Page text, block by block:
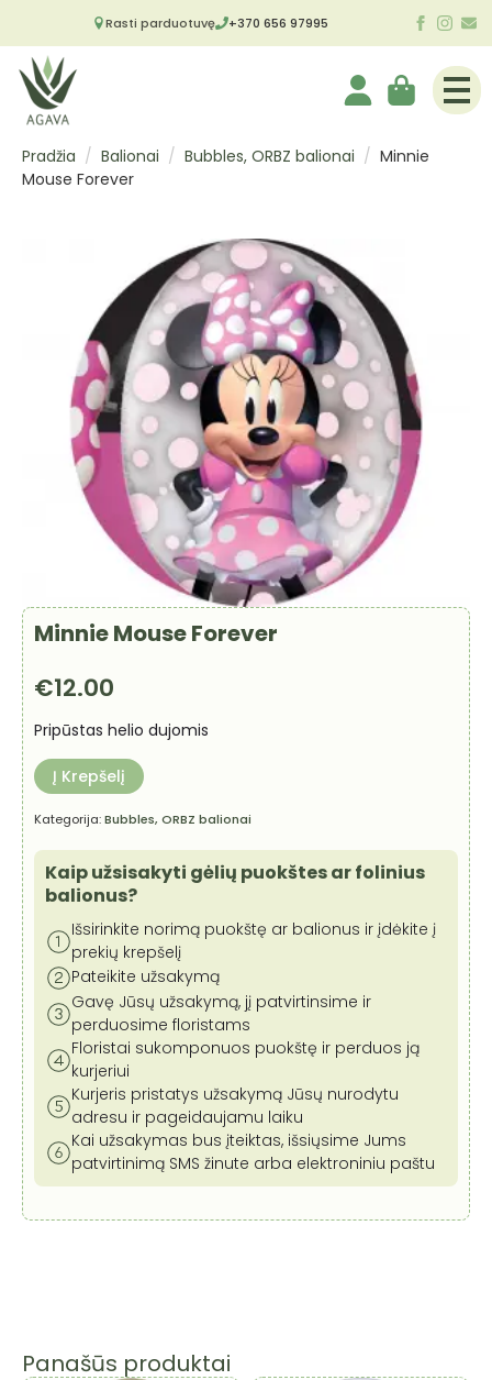
Rasti parduotuvę +370 656 97995
Pradžia Balionai Bubbles, ORBZ balionai
Minnie
Mouse Forever
Minnie Mouse Forever
€12.00
Pripūstas helio dujomis
Į Krepšelį
Kategorija:Bubbles, ORBZ balionai
Kaip užsisakyti gėlių puokštes ar folinius
balionus?
Išsirinkite norimą puokštę ar balionus ir įdėkite į
prekių krepšelį
Pateikite užsakymą
Gavę Jūsų užsakymą, jį patvirtinsime ir
perduosime floristams
Floristai sukomponuos puokštę ir perduos ją
kurjeriui
Kurjeris pristatys užsakymą Jūsų nurodytu
adresu ir pageidaujamu laiku
Kai užsakymas bus įteiktas, išsiųsime Jums
patvirtinimą SMS žinute arba elektroniniu paštu
Panašūs produktai